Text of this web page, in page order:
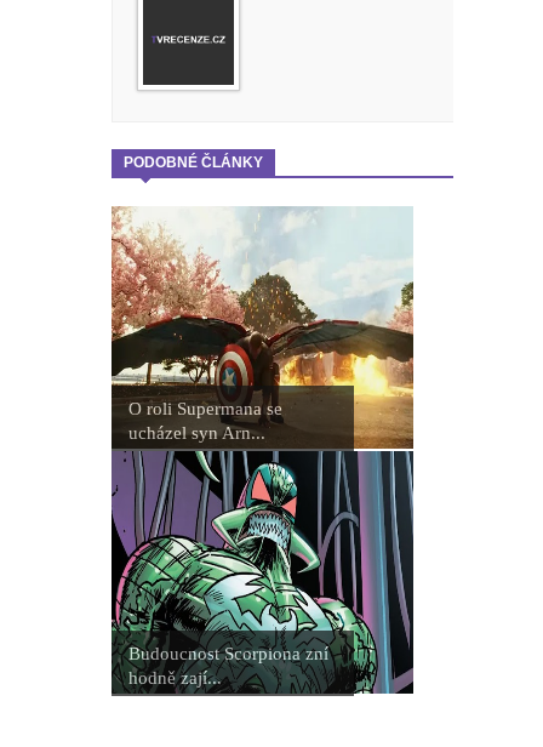
Marvel prý chce omezovat
seriálovou tvorbu a více se
soustředit na filmy
Wonder Man: Tvůrce prozradil, pro
Marvel zrušil oceňovaný seriál
Budoucnost Scorpiona zní hodně
zajímavě
Marvel prý přemýšlí, že mladí
Avengers nebudou mít seriál, ale
film. A stejně by to mohlo být i v
případě jiné série
PODOBNÉ ČLÁNKY
O roli Supermana se
ucházel syn Arn...
Budoucnost Scorpiona zní
hodně zají...